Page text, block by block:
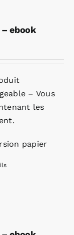
– ebook
– Vous
les
papier